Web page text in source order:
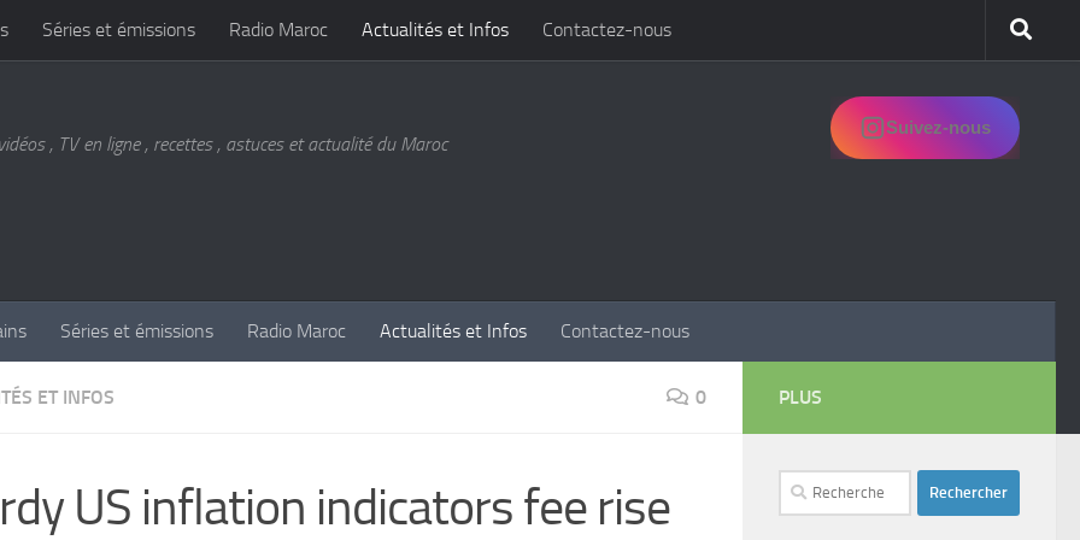
Séries et émissions Radio Maroc Actualités et Infos Contactez-nous
, TV en ligne , recettes , astuces et actualité du Maroc
Suivez-nous
Séries et émissions Radio Maroc Actualités et Infos Contactez-nous
ET INFOS 0
US inflation indicators fee rise
PLUS
Rechercher :